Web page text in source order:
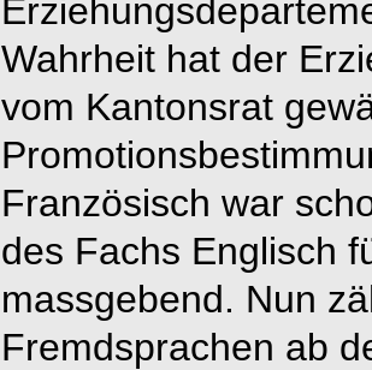
Wahrheit hat der
vom Kantonsrat
Französisch war
des Fachs Englisch
massgebend. Nun
Fremdsprachen ab